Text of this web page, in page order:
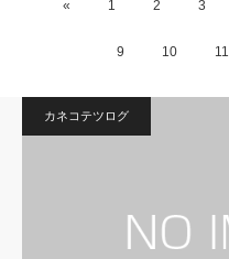
« 1 2 3
9 10 11
カネコテツログ